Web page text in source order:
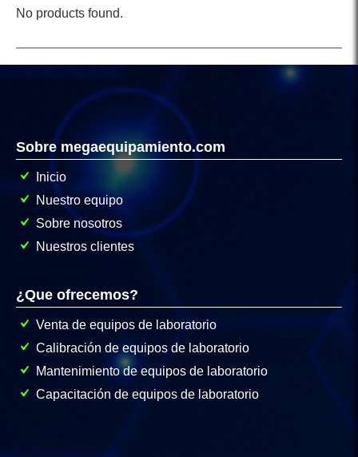
No products found.
Sobre megaequipamiento.com
Inicio
Nuestro equipo
Sobre nosotros
Nuestros clientes
¿Que ofrecemos?
Venta de equipos de laboratorio
Calibración de equipos de laboratorio
Mantenimiento de equipos de laboratorio
Capacitación de equipos de laboratorio